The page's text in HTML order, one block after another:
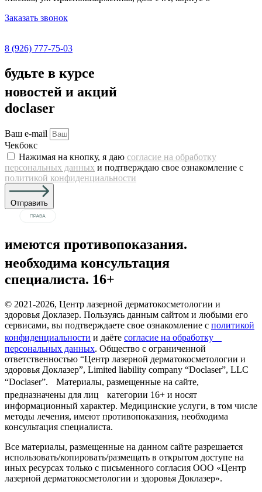
Заказать звонок
8 (926) 777-75-03
будьте в курсе
новостей и акций
doclaser
Ваш e-mail
Чекбокс
Нажимая на кнопку, я даю согласие на обработку
персональных данных и подтверждаю свое ознакомление с
политикой конфиденциальности
Отправить
имеются противопоказания.
необходима консультация
специалиста. 16+
© 2021-2026, Центр лазерной дерматокосметологии и
здоровья Доклазер. Пользуясь данным сайтом и любыми его
сервисами, вы подтверждаете свое ознакомление с политикой
конфиденциальности и даёте согласие на обработку
персональных данных. Общество с ограниченной
ответственностью “Центр лазерной дерматокосметологии и
здоровья Доклазер”, Limited liability company “Doclaser”, LLC
“Doclaser”. Материалы, размещенные на сайте,
предназначены для лиц категории 16+ и носят
информационный характер. Медицинские услуги, в том числе
методы лечения, имеют противопоказания, необходима
консультация специалиста.
Все материалы, размещенные на данном сайте разрешается
использовать/копировать/размещать в открытом доступе на
иных ресурсах только с письменного согласия ООО «Центр
лазерной дерматокосметологии и здоровья Доклазер».